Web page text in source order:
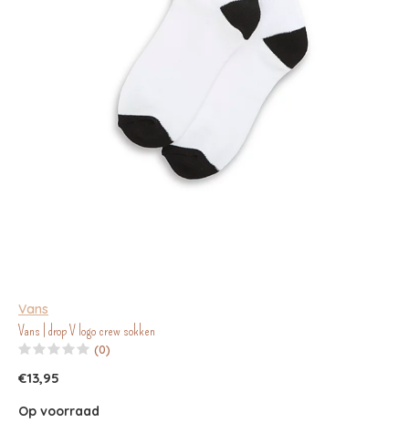
Vans
Vans | drop V logo crew sokken
(0)
€13,95
Op voorraad